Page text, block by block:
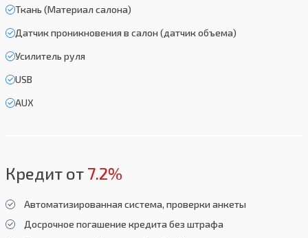
Ткань (Материал салона)
Датчик проникновения в салон (датчик объема)
Усилитель руля
USB
AUX
Кредит от 7.2%
Автоматизированная система, проверки анкеты
Досрочное погашение кредита без штрафа